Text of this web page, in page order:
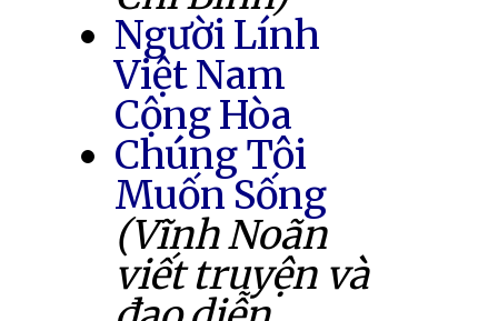
Người Lính
Việt Nam
Cộng Hòa
Chúng Tôi
Muốn Sống
(Vĩnh Noãn
viết truyện và